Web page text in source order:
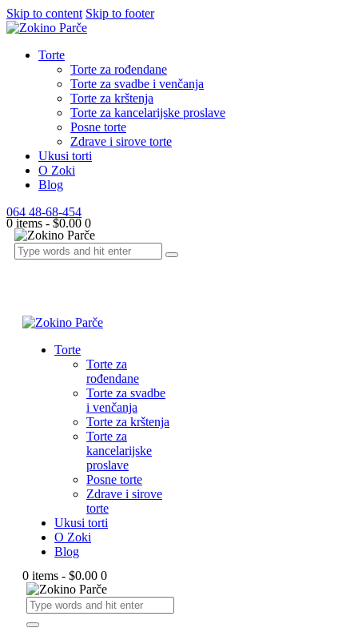
Skip to content Skip to footer
Torte
Torte za rođendane
Torte za svadbe i venčanja
Torte za krštenja
Torte za kancelarijske proslave
Posne torte
Zdrave i sirove torte
Ukusi torti
O Zoki
Blog
064 48-68-454
0 items - $0.00 0
Torte
Torte za
rođendane
Torte za svadbe
i venčanja
Torte za krštenja
Torte za
kancelarijske
proslave
Posne torte
Zdrave i sirove
torte
Ukusi torti
O Zoki
Blog
0 items - $0.00 0